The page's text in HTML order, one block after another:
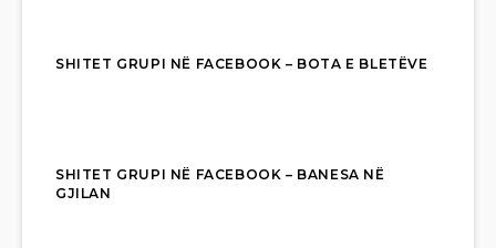
SHITET GRUPI NË FACEBOOK – BOTA E BLETËVE
SHITET GRUPI NË FACEBOOK – BANESA NË
GJILAN